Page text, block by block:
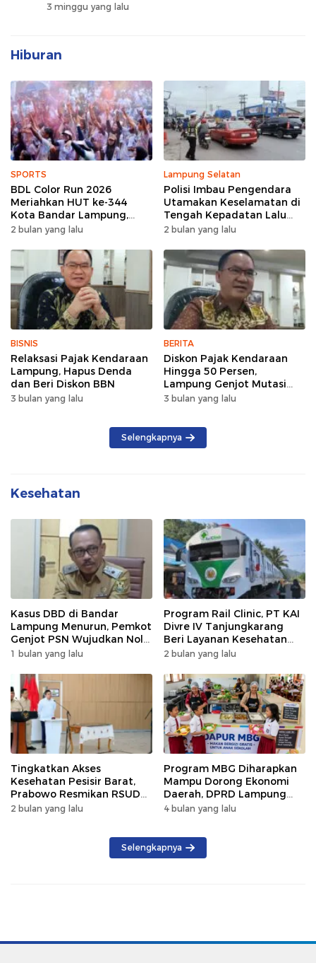
3 minggu yang lalu
Hiburan
SPORTS
BDL Color Run 2026
Meriahkan HUT ke-344
Kota Bandar Lampung,
Wujud Semangat Sehat
2 bulan yang lalu
Lampung Selatan
Polisi Imbau Pengendara
Utamakan Keselamatan di
Tengah Kepadatan Lalu
Lintas Pagi Hari
2 bulan yang lalu
BISNIS
Relaksasi Pajak Kendaraan
Lampung, Hapus Denda
dan Beri Diskon BBN
3 bulan yang lalu
BERITA
Diskon Pajak Kendaraan
Hingga 50 Persen,
Lampung Genjot Mutasi
Kendaraan Luar Daerah
3 bulan yang lalu
Selengkapnya
Kesehatan
Kasus DBD di Bandar
Lampung Menurun, Pemkot
Genjot PSN Wujudkan Nol
Kematian
1 bulan yang lalu
Program Rail Clinic, PT KAI
Divre IV Tanjungkarang
Beri Layanan Kesehatan
Gratis 250 Warga
2 bulan yang lalu
Tingkatkan Akses
Kesehatan Pesisir Barat,
Prabowo Resmikan RSUD
KH Muhammad Thohir
2 bulan yang lalu
Program MBG Diharapkan
Mampu Dorong Ekonomi
Daerah, DPRD Lampung
Tekankan Pemanfaatan
4 bulan yang lalu
Selengkapnya